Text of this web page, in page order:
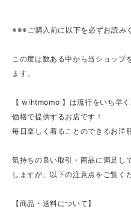
※※※ご購入前に以下を必ずお読み
この度は数ある中から当ショップ
ます。
【 wihtmomo 】は流行をいち早
価格で提供するお店です！
毎日楽しく着ることのできるお洋
気持ちの良い取引・商品に満足し
しますが、以下の注意点をご覧く
【商品・送料について】